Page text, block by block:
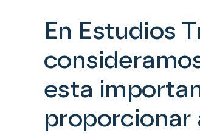
En Estudios
esta
proporcionar